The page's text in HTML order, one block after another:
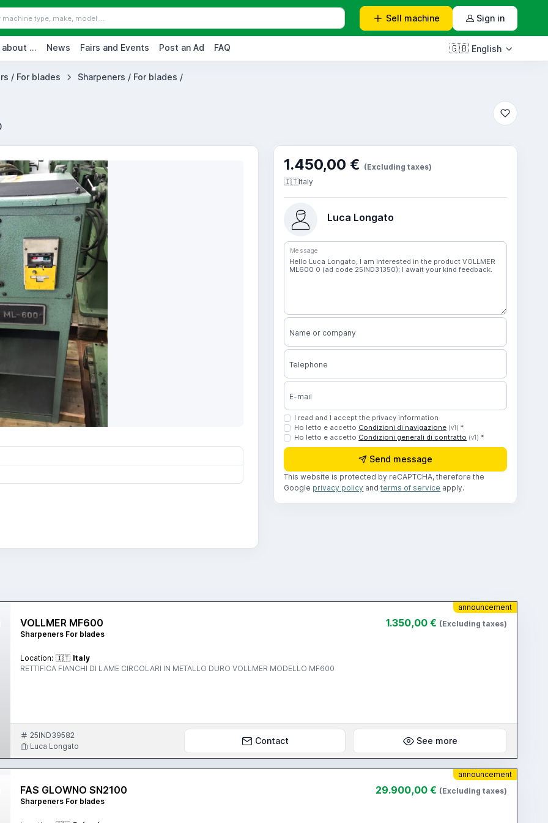
Sell machine Sign in
about ... News Fairs and Events Post an Ad FAQ 🇬🇧 English
/ For blades Sharpeners / For blades /
1.450,00 € (Excluding taxes)
🇮🇹Italy
Luca Longato
Message
Name or company
Telephone
E-mail
I read and I accept the privacy information
Ho letto e accetto Condizioni di navigazione (v1) *
Ho letto e accetto Condizioni generali di contratto (v1) *
Send message
This website is protected by reCAPTCHA, therefore the
Google privacy policy andterms of service apply.
announcement
VOLLMER MF600
Sharpeners For blades
1.350,00 € (Excluding taxes)
Location: 🇮🇹 Italy
RETTIFICA FIANCHI DI LAME CIRCOLARI IN METALLO DURO VOLLMER MODELLO MF600
25IND39582
Luca Longato
Contact See more
announcement
FAS GLOWNO SN2100
Sharpeners For blades
29.900,00 € (Excluding taxes)